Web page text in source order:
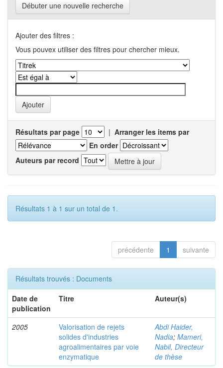
Débuter une nouvelle recherche
Ajouter des filtres :
Vous pouvex utiliser des filtres pour chercher mieux.
Résultats par page | Arranger les items par
En order
Auteurs par record
Résultats 1 à 1 sur un total de 1.
précédente 1 suivante
Résultats trouvés : Documents
Date de
publication
Titre Auteur(s)
2005
Valorisation de rejets
solides d'industries
agroalimentaires par voie
enzymatique
Abdi Haider,
Nadia; Mameri,
Nabil, Directeur
de thèse